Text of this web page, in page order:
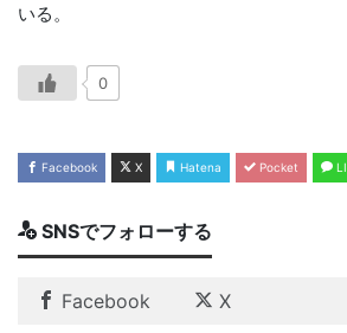
いる。
0
Facebook X Hatena Pocket
SNSでフォローする
Facebook X